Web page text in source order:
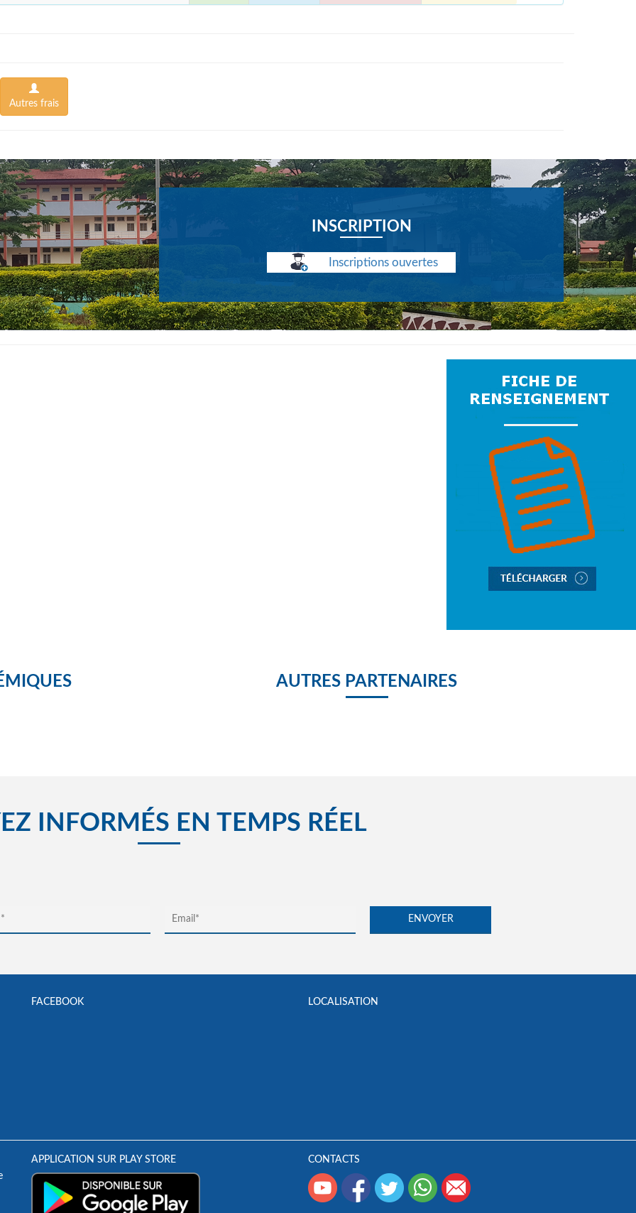
Autres frais
INSCRIPTION
Inscriptions ouvertes
AUTRES PARTENAIRES
INFORMÉS EN TEMPS RÉEL
FACEBOOK LOCALISATION
APPLICATION SUR PLAY STORE CONTACTS